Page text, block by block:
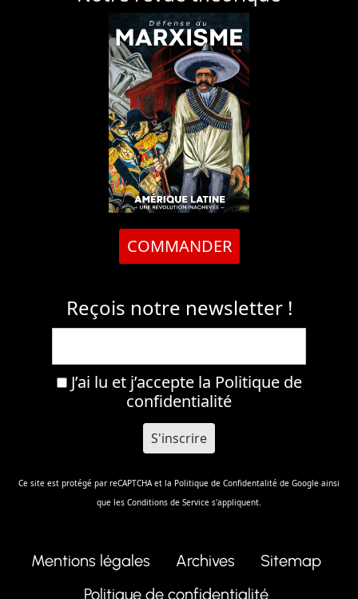
COMMANDER
Reçois notre newsletter !
J’ai lu et j’accepte la Politique de
confidentialité
Ce site est protégé par reCAPTCHA et la Politique de Confidentalité de Google ainsi
que les Conditions de Service s'appliquent.
Mentions légales Archives
Sitemap
Politique de confidentialité